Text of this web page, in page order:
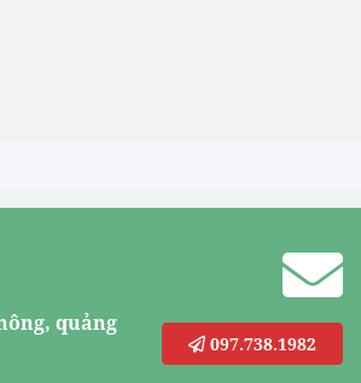
quảng
097.738.1982